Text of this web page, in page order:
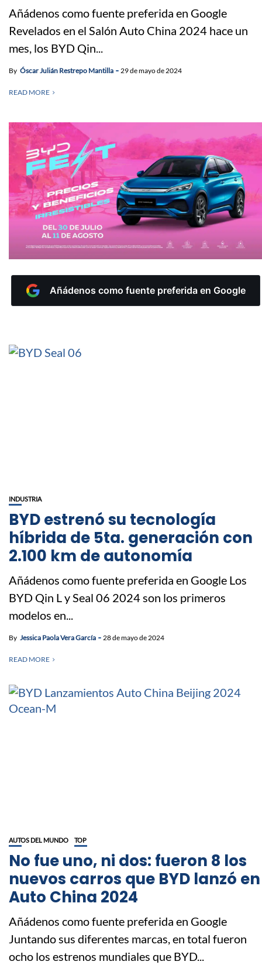
Añádenos como fuente preferida en Google
Revelados en el Salón Auto China 2024 hace un
mes, los BYD Qin...
By Óscar Julián Restrepo Mantilla 29 de mayo de 2024
READ MORE
Añádenos como fuente preferida en Google
INDUSTRIA
BYD estrenó su tecnología
híbrida de 5ta. generación con
2.100 km de autonomía
Añádenos como fuente preferida en Google Los
BYD Qin L y Seal 06 2024 son los primeros
modelos en...
By Jessica Paola Vera García 28 de mayo de 2024
READ MORE
AUTOS DEL MUNDO TOP
No fue uno, ni dos: fueron 8 los
nuevos carros que BYD lanzó en
Auto China 2024
Añádenos como fuente preferida en Google
Juntando sus diferentes marcas, en total fueron
ocho los estrenos mundiales que BYD...